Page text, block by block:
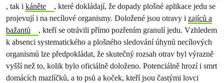
, tak i káněte
, které dokládají, že dopady plošné aplikace jedu se
projevují i na necílové organismy. Doložené jsou otravy i zajíců a
bažantů
, kteří se otrávili přímo pozřením granulí jedu. Vzhledem
k absenci systematického a plošného sledování úhynů necílových
organismů lze předpokládat, že skutečný rozsah otrav byl výrazně
vyšší než to, kolik bylo oficiálně doloženo. Potenciálně hrozí i smrt
domácích mazlíčků, a to psů a koček, kteří jsou častými lovci